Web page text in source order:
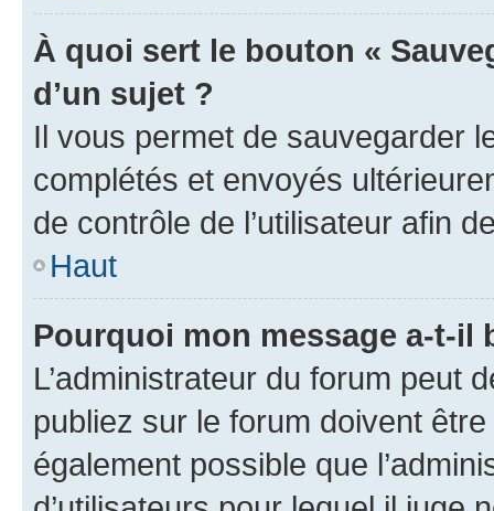
À quoi sert le bouton «
d’un sujet ?
Il vous permet de sauvegarder
complétés et envoyés
de contrôle de l’utilisateur afin
Haut
Pourquoi mon message a-t-il
L’administrateur du forum peut
publiez sur le forum doivent
également possible que